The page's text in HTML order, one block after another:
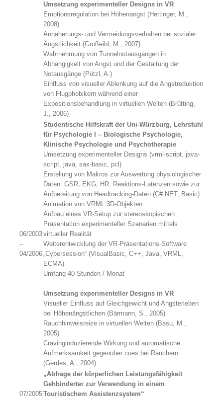
Umsetzung experimenteller Designs in VR
Emotionsregulation bei Höhenangst (Hettinger, M.,
2008)
Annäherungs- und Vermeidungsverhalten bei sozialer
Ängstlichkeit (Großeibl, M., 2007)
Wahrnehmung von Tunnelnotausgängen in
Abhängigkeit von Angst und der Gestaltung der
Notausgänge (Pötzl, A.)
Einfluss von visueller Ablenkung auf die Angstreduktion
von Flugphobikern während einer
Expositionsbehandlung in virtuellen Welten (Brütting,
J., 2006)
06/2003
–
04/2006
Studentische Hilfskraft der Uni-Würzburg, Lehrstuhl
für Psychologie I – Biologische Psychologie,
Klinische Psychologie und Psychotherapie
Umsetzung experimenteller Designs (vrml-script, java-
script, java, sax-basic, pcl)
Erstellung von Makros zur Auswertung physiologischer
Daten: GSR, EKG, HR, Reaktions-Latenzen sowie zur
Aufbereitung von Headtracking-Daten (C#.NET, Basic)
Animation von VRML 3D-Objekten
Aufbau eines VR-Setup zur stereoskopischen
Präsentation experimenteller Szenarien mittels
virtueller Realität
Weiterentwicklung der VR-Präsentations-Software
„Cybersession“ (VisualBasic, C++, Java, VRML,
ECMA)
Umfang 40 Stunden / Monat
Umsetzung experimenteller Designs in VR
Visueller Einfluss auf Gleichgewicht und Angsterleben
bei Höhenängstlichen (Bärmann, S., 2005)
Rauchhinweisreize in virtuellen Welten (Basu, M.,
2005)
Cravinginduzierende Wirkung und automatische
Aufmerksamkeit gegenüber cues bei Rauchern
(Gerdes, A., 2004)
07/2005
„Abfrage der körperlichen Leistungsfähigkeit
Gehbinderter zur Verwendung in einem
Touristischem Assistenzsystem“